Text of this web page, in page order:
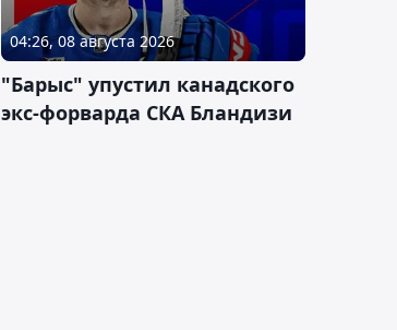
04:26, 08 августа 2026
"Барыс" упустил канадского
экс-форварда СКА Бландизи